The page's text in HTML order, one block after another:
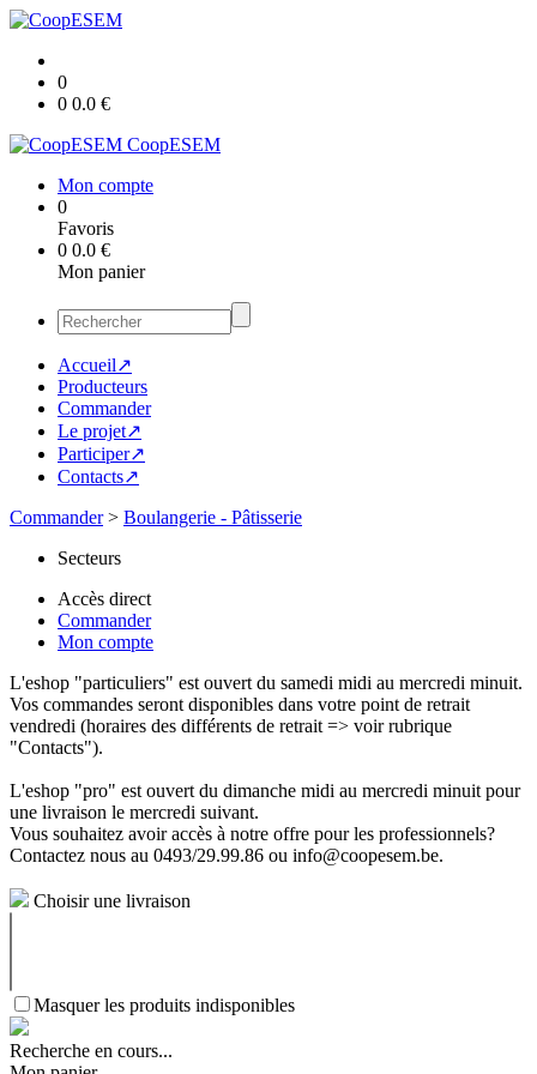
0
0 0.0 €
CoopESEM
Mon compte
0
Favoris
0 0.0 €
Mon panier
Accueil↗
Producteurs
Commander
Le projet↗
Participer↗
Contacts↗
Commander> Boulangerie - Pâtisserie
Secteurs
Accès direct
Commander
Mon compte
L'eshop "particuliers" est ouvert du samedi midi au mercredi minuit.
Vos commandes seront disponibles dans votre point de retrait
vendredi (horaires des différents de retrait => voir rubrique
"Contacts").
L'eshop "pro" est ouvert du dimanche midi au mercredi minuit pour
une livraison le mercredi suivant.
Vous souhaitez avoir accès à notre offre pour les professionnels?
Contactez nous au 0493/29.99.86 ou info@coopesem.be.
Choisir une livraison
Masquer les produits indisponibles
Recherche en cours...